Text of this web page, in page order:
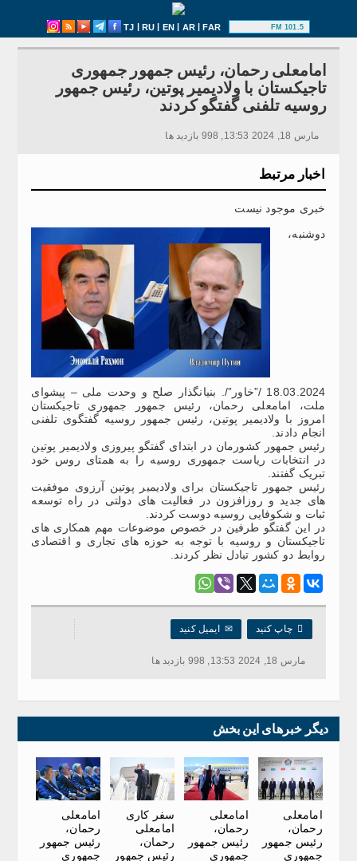
TJ | RU | EN | AR|FAR 101.5 FM
امامعلی رحمان، رئیس جمهور جمهوری
تاجیکستان با ولادیمیر پوتین، رئیس جمهور
روسیه تلفنی گفتگو کردند
مارس 18, 2024 13:53, 998 بازدید ها
اخبار مرتبط
خبری موجود نیست
دوشنبه،
18.03.2024 /”خاور”/. بنیانگذار صلح و وحدت ملی – پیشوای
ملت، امامعلی رحمان، رئیس جمهور جمهوری تاجیکستان
امروز با ولادیمیر پوتین، رئیس جمهور روسیه گفتگوی تلفنی
انجام دادند.
رئیس جمهور کشورمان در ابتدای گفتگو پیروزی ولادیمیر پوتین
در انتخابات ریاست جمهوری روسیه را به همتای روس خود
تبریک گفتند.
رئیس جمهور تاجیکستان برای ولادیمیر پوتین آرزوی موفقیت
های جدید و روزافزون در فعالیت های دولتی در راه توسعه
ثبات و شکوفایی روسیه دوست کردند.
در این گفتگو طرفین در خصوص موضوعات مهم همکاری های
تاجیکستان و روسیه با توجه به حوزه های تجاری و اقتصادی
روابط دو کشور تبادل نظر کردند.
 چاپ کنید ✉ایمیل کنید
مارس 18, 2024 13:53, 998 بازدید ها
دیگر خبرهای این بخش
امامعلی
رحمان،
رئیس جمهور
جمهوری
امامعلی
رحمان،
رئیس جمهور
جمهوری
سفر کاری
امامعلی
رحمان،
رئیس جمهور
امامعلی
رحمان،
رئیس جمهور
جمهوری